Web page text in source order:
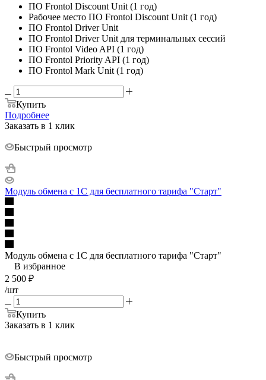
ПО Frontol Discount Unit (1 год)
Рабочее место ПО Frontol Discount Unit (1 год)
ПО Frontol Driver Unit
ПО Frontol Driver Unit для терминальных сессий
ПО Frontol Video API (1 год)
ПО Frontol Priority API (1 год)
ПО Frontol Mark Unit (1 год)
Купить
Подробнее
Заказать в 1 клик
Быстрый просмотр
Модуль обмена с 1С для бесплатного тарифа "Старт"
Модуль обмена с 1С для бесплатного тарифа "Старт"
В избранное
2 500 ₽
/шт
Купить
Заказать в 1 клик
Быстрый просмотр